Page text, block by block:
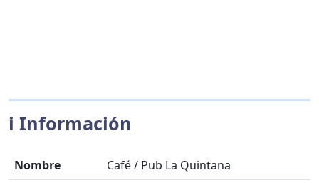
ℹ️ Información
Nombre
Café / Pub La Quintana